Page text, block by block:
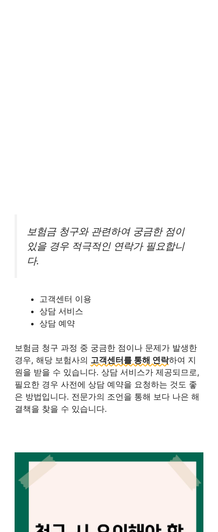
보험금 청구와 관련하여 궁금한 점이
있을 경우 적극적인 연락가 필요합니
다.
고객센터 이용
상담 서비스
상담 예약
보험금 청구 과정 중 궁금한 점이나 문제가 발생한
경우, 해당 보험사의 고객센터를 통해 연락하여 지
원을 받을 수 있습니다. 상담 서비스가 제공되므로,
필요한 경우 사전에 상담 예약을 요청하는 것도 좋
은 방법입니다. 전문가의 조언을 통해 보다 나은 해
결책을 찾을 수 있습니다.